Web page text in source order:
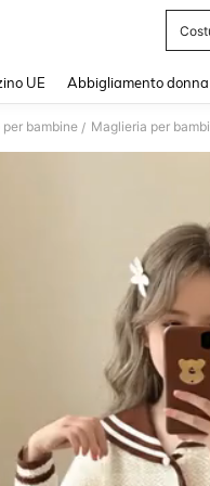
UE Abbigliamento donna
bambine / Maglieria per